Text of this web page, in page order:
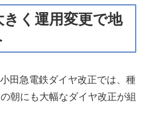
く運用変更で地
田急電鉄ダイヤ改正では、種
朝にも大幅なダイヤ改正が組